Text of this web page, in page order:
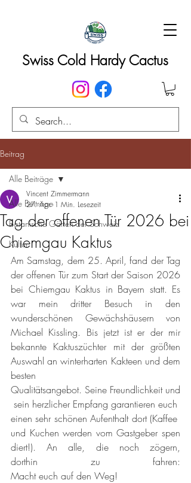
Swiss Cold Hardy Cactus
Beitrag
Alle Beiträge
Botanische Gärten der Schweiz
Kultur
Alle Beiträge
Tag der offenen Tür 2026 bei
Chiemgau Kaktus
Vincent Zimmermann
27. Apr. 1 Min. Lesezeit
Am Samstag, dem 25. April, fand der Tag
der offenen Tür zum Start der Saison 2026
bei Chiemgau Kaktus in Bayern statt. Es
war mein dritter Besuch in den
wunderschönen Gewächshäusern von
Michael Kissling. Bis jetzt ist er der mir
bekannte Kaktuszüchter mit der größten
Auswahl an winterharten Kakteen und dem
besten
Qualitätsangebot. Seine Freundlichkeit und
sein herzlicher Empfang garantieren euch
einen sehr schönen Aufenthalt dort (Kaffee
und Kuchen werden vom Gastgeber spen
diert!). An alle, die noch zögern,
dorthin zu fahren:
Macht euch auf den Weg!